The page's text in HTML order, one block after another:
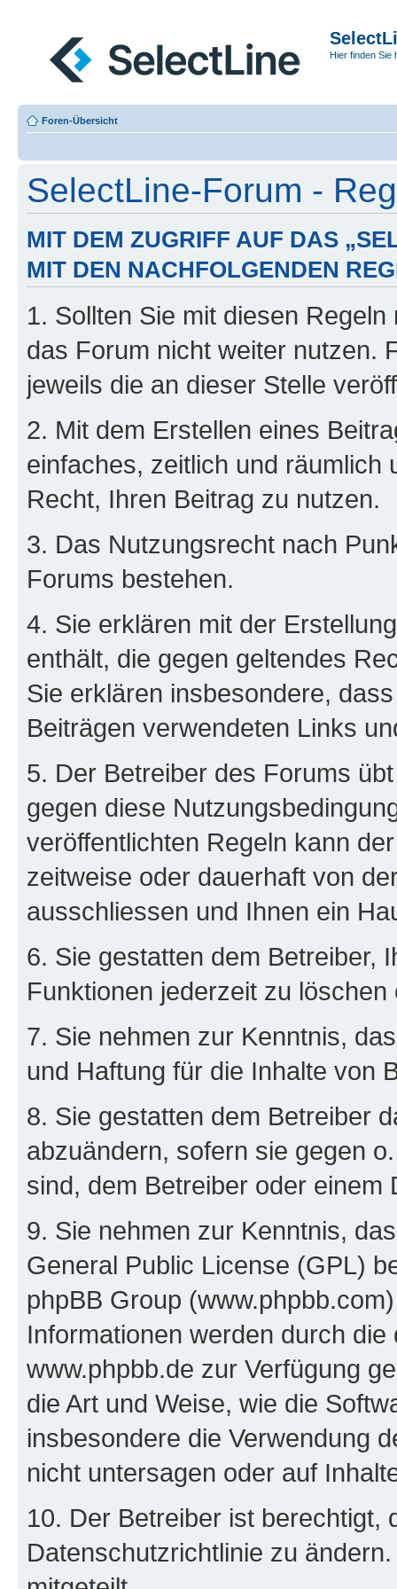
Hier finden Sie
Foren-Übersicht
SelectLine-Forum -
MIT DEM ZUGRIFF AUF DAS
MIT DEN NACHFOLGENDEN
1. Sollten Sie mit diesen
das Forum nicht weiter nutzen.
jeweils die an dieser Stelle
2. Mit dem Erstellen eines
einfaches, zeitlich und räumlich
Recht, Ihren Beitrag zu nutzen.
3. Das Nutzungsrecht nach
Forums bestehen.
4. Sie erklären mit der
enthält, die gegen geltendes
Sie erklären insbesondere,
Beiträgen verwendeten Links
5. Der Betreiber des Forums
gegen diese
veröffentlichten Regeln kann
zeitweise oder dauerhaft von
ausschliessen und Ihnen ein
6. Sie gestatten dem Betreiber,
Funktionen jederzeit zu
7. Sie nehmen zur Kenntnis,
und Haftung für die Inhalte von
8. Sie gestatten dem Betreiber
abzuändern, sofern sie gegen
sind, dem Betreiber oder einem
9. Sie nehmen zur Kenntnis,
General Public License (GPL)
phpBB Group
Informationen werden durch
www.phpbb.de zur Verfügung
die Art und Weise, wie die
insbesondere die Verwendung
nicht untersagen oder auf
10. Der Betreiber ist berechtigt,
Datenschutzrichtlinie zu